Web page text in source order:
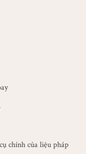
chính của liệu pháp